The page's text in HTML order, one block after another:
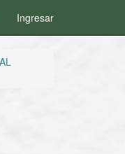
Ingresar